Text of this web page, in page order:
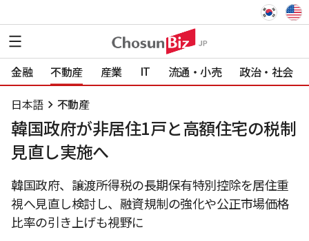
金融 不動産 産業 IT 流通・小売 政治・社会
日本語 不動産
韓国政府が非居住1戸と高額住宅の税制
見直し実施へ
韓国政府、譲渡所得税の長期保有特別控除を居住重
視へ見直し検討し、融資規制の強化や公正市場価格
比率の引き上げも視野に